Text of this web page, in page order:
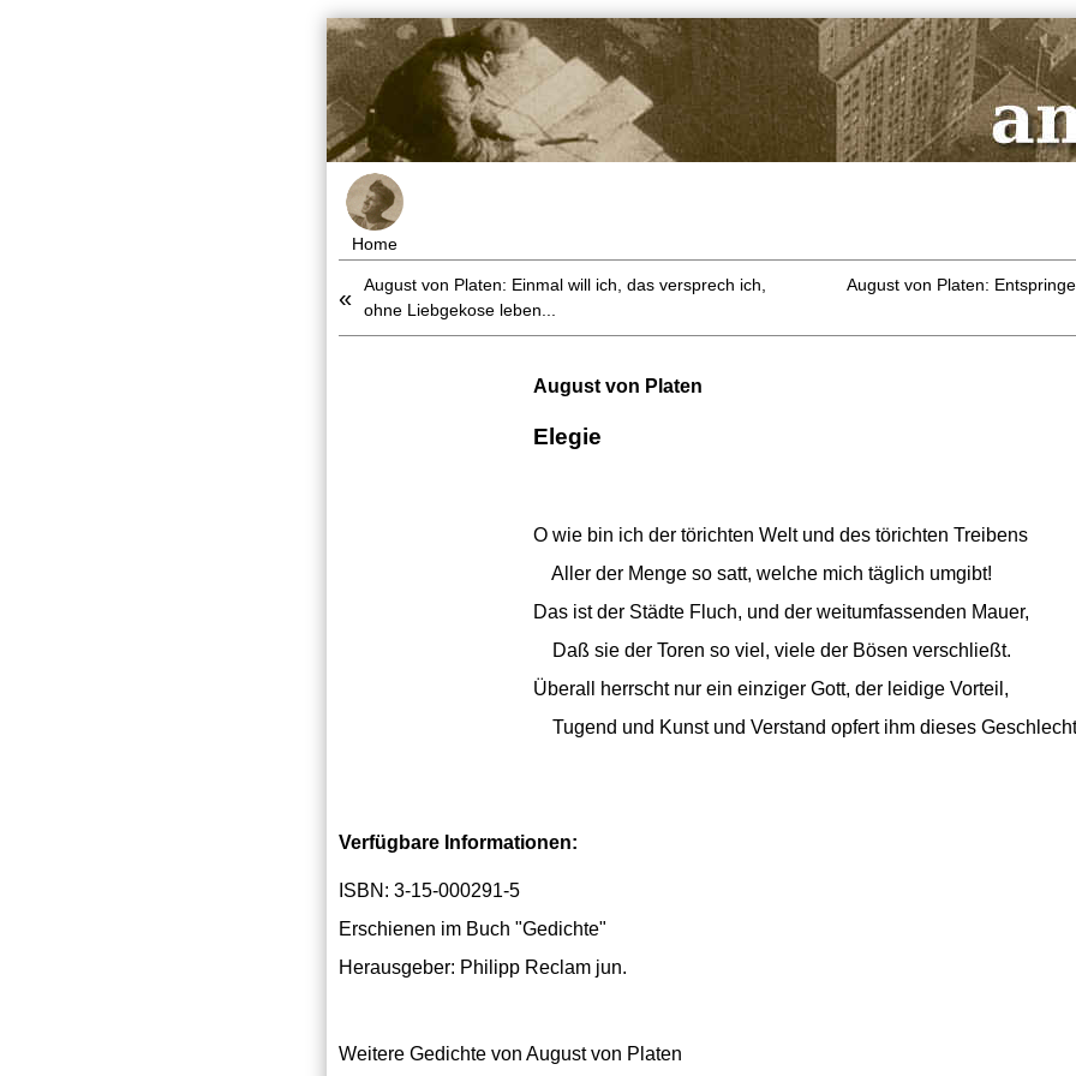
Home
«
August von Platen: Einmal will ich, das versprech ich,
ohne Liebgekose leben...
August von Platen:
August von Platen
Elegie
O wie bin ich der törichten Welt und des törichten Treibens
Aller der Menge so satt, welche mich täglich umgibt!
Das ist der Städte Fluch, und der weitumfassenden Mauer,
Daß sie der Toren so viel, viele der Bösen verschließt.
Überall herrscht nur ein einziger Gott, der leidige Vorteil,
Tugend und Kunst und Verstand opfert ihm dieses
Verfügbare Informationen:
ISBN: 3-15-000291-5
Erschienen im Buch "Gedichte"
Herausgeber: Philipp Reclam jun.
Weitere Gedichte von August von Platen